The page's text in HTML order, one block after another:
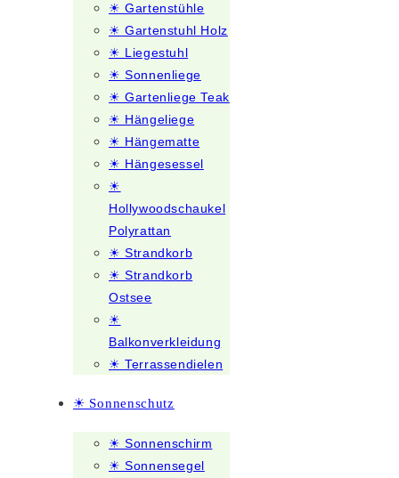
☀ Gartenstühle
☀ Gartenstuhl Holz
☀ Liegestuhl
☀ Sonnenliege
☀ Gartenliege Teak
☀ Hängeliege
☀ Hängematte
☀ Hängesessel
☀
Hollywoodschaukel
Polyrattan
☀ Strandkorb
☀ Strandkorb
Ostsee
☀
Balkonverkleidung
☀ Terrassendielen
☀ Sonnenschutz
☀ Sonnenschirm
☀ Sonnensegel